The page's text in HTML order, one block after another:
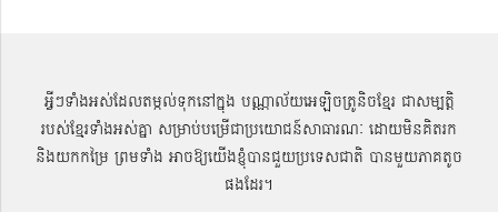
អ្វីៗទាំងអស់ដែលតម្កល់ទុកនៅក្នុង បណ្ណាល័យអេឡិចត្រូនិចខ្មែរ ជាសម្បតិ្ត
របស់ខ្មែរទាំងអស់គ្នា សម្រាប់បម្រើជាប្រយោជន៍សាធារណៈ ដោយមិនគិតរក
និងយកកម្រៃ ព្រមទាំង អាចឱ្យយើងខ្ញុំបានជួយប្រទេសជាតិ បានមួយភាគតូច
ផងដែរ។